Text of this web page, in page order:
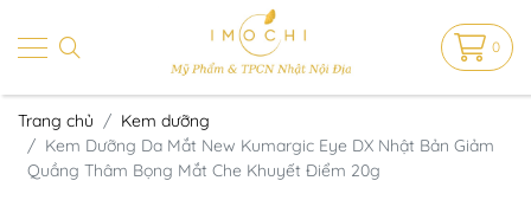
0
Trang chủ
Kem dưỡng
Kem Dưỡng Da Mắt New Kumargic Eye DX Nhật Bản Giảm
Quầng Thâm Bọng Mắt Che Khuyết Điểm 20g